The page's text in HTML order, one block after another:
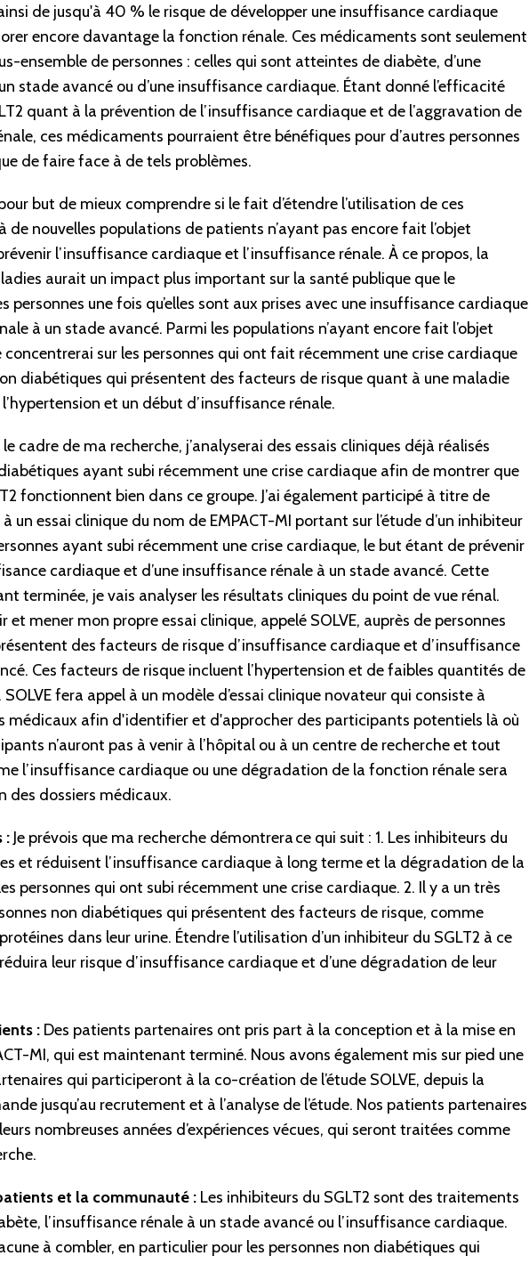
de jusqu'à 40 % le risque de développer une insuffisance cardiaque
encore davantage la fonction rénale. Ces médicaments sont seulement
ensemble de personnes : celles qui sont atteintes de diabète, d’une
stade avancé ou d’une insuffisance cardiaque. Étant donné l’efficacité
quant à la prévention de l’insuffisance cardiaque et de l’aggravation de
ces médicaments pourraient être bénéfiques pour d’autres personnes
de faire face à de tels problèmes.
but de mieux comprendre si le fait d’étendre l’utilisation de ces
de nouvelles populations de patients n’ayant pas encore fait l’objet
l’insuffisance cardiaque et l’insuffisance rénale. À ce propos, la
aurait un impact plus important sur la santé publique que le
une fois qu’elles sont aux prises avec une insuffisance cardiaque
à un stade avancé. Parmi les populations n’ayant encore fait l’objet
concentrerai sur les personnes qui ont fait récemment une crise cardiaque
diabétiques qui présentent des facteurs de risque quant à une maladie
et un début d’insuffisance rénale.
le cadre de ma recherche, j’analyserai des essais cliniques déjà réalisés
ayant subi récemment une crise cardiaque afin de montrer que
fonctionnent bien dans ce groupe. J’ai également participé à titre de
un essai clinique du nom de EMPACT-MI portant sur l’étude d’un inhibiteur
ayant subi récemment une crise cardiaque, le but étant de prévenir
cardiaque et d’une insuffisance rénale à un stade avancé. Cette
terminée, je vais analyser les résultats cliniques du point de vue rénal.
et mener mon propre essai clinique, appelé SOLVE, auprès de personnes
des facteurs de risque d’insuffisance cardiaque et d’insuffisance
Ces facteurs de risque incluent l’hypertension et de faibles quantités de
SOLVE fera appel à un modèle d’essai clinique novateur qui consiste à
médicaux afin d'identifier et d'approcher des participants potentiels là où
n’auront pas à venir à l’hôpital ou à un centre de recherche et tout
l’insuffisance cardiaque ou une dégradation de la fonction rénale sera
des dossiers médicaux.
: Je prévois que ma recherche démontrera ce qui suit : 1. Les inhibiteurs du
et réduisent l’insuffisance cardiaque à long terme et la dégradation de la
personnes qui ont subi récemment une crise cardiaque. 2. Il y a un très
non diabétiques qui présentent des facteurs de risque, comme
dans leur urine. Étendre l’utilisation d’un inhibiteur du SGLT2 à ce
leur risque d’insuffisance cardiaque et d’une dégradation de leur
: Des patients partenaires ont pris part à la conception et à la mise en
MI, qui est maintenant terminé. Nous avons également mis sur pied une
qui participeront à la co-création de l’étude SOLVE, depuis la
jusqu’au recrutement et à l’analyse de l’étude. Nos patients partenaires
nombreuses années d’expériences vécues, qui seront traitées comme
et la communauté : Les inhibiteurs du SGLT2 sont des traitements
l’insuffisance rénale à un stade avancé ou l’insuffisance cardiaque.
à combler, en particulier pour les personnes non diabétiques qui